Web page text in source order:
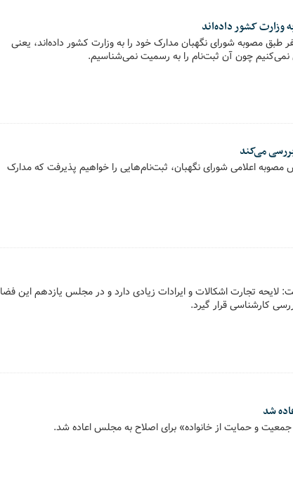
خانواده - عباسعلی کدخدایی گفت: چیزی حدود ۴۰ نفر طبق مصوبه شورای نگهبان مدارک خود را به وزارت کشور داده‌اند، یعنی
نمی‌کنیم چون آن ثبت‌نام را به رسمیت نمی‌شناسیم.
می‌کند
اعلامی شورای نگهبان، ثبت‌نام‌هایی را خواهیم پذیرفت که مدارک
تجارت اشکالات و ایرادات زیادی دارد و در مجلس یازدهم این فضا
کارشناسی قرار گیرد.
شد
و حمایت از خانواده» برای اصلاح به مجلس اعاده شد.